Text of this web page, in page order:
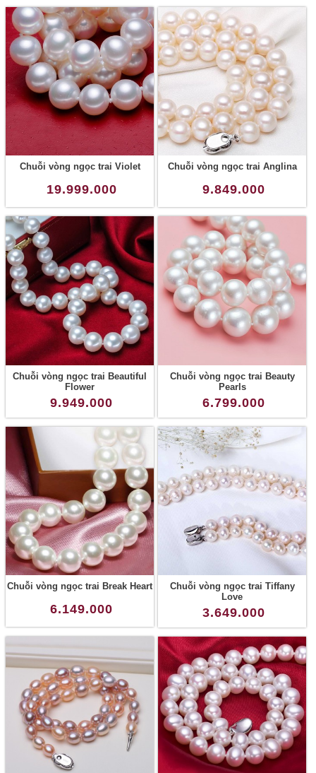
Chuỗi vòng ngọc trai Violet
19.999.000
Chuỗi vòng ngọc trai Anglina
9.849.000
Chuỗi vòng ngọc trai Beautiful
Flower
9.949.000
Chuỗi vòng ngọc trai Beauty
Pearls
6.799.000
Chuỗi vòng ngọc trai Break Heart
6.149.000
Chuỗi vòng ngọc trai Tiffany
Love
3.649.000